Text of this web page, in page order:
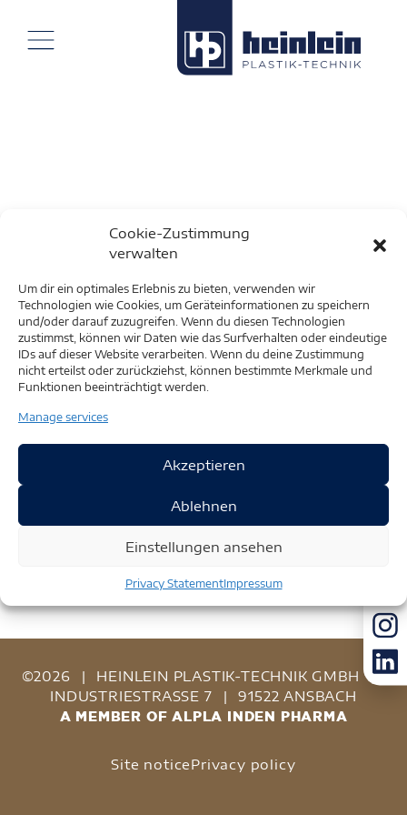
Cookie-Zustimmung
verwalten
Um dir ein optimales Erlebnis zu bieten, verwenden wir
Technologien wie Cookies, um Geräteinformationen zu speichern
und/oder darauf zuzugreifen. Wenn du diesen Technologien
zustimmst, können wir Daten wie das Surfverhalten oder eindeutige
IDs auf dieser Website verarbeiten. Wenn du deine Zustimmung
nicht erteilst oder zurückziehst, können bestimmte Merkmale und
Funktionen beeinträchtigt werden.
Manage services
Akzeptieren
Ablehnen
Einstellungen ansehen
Privacy StatementImpressum
©2026 | HEINLEIN PLASTIK-TECHNIK GMBH
|
INDUSTRIESTRASSE 7
| 91522 ANSBACH
A MEMBER OF ALPLA INDEN PHARMA
Site noticePrivacy policy